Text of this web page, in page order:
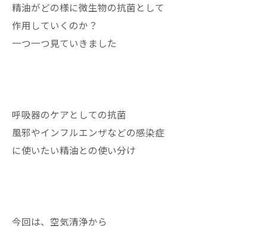
精油がどの様に微生物の抗菌として
作用していくのか？
一つ一つ見ていきました
呼吸器のケアとしての抗菌
風邪やインフルエンザなどの感染症
に使いたい精油との使い分け
今回は、空気清浄から